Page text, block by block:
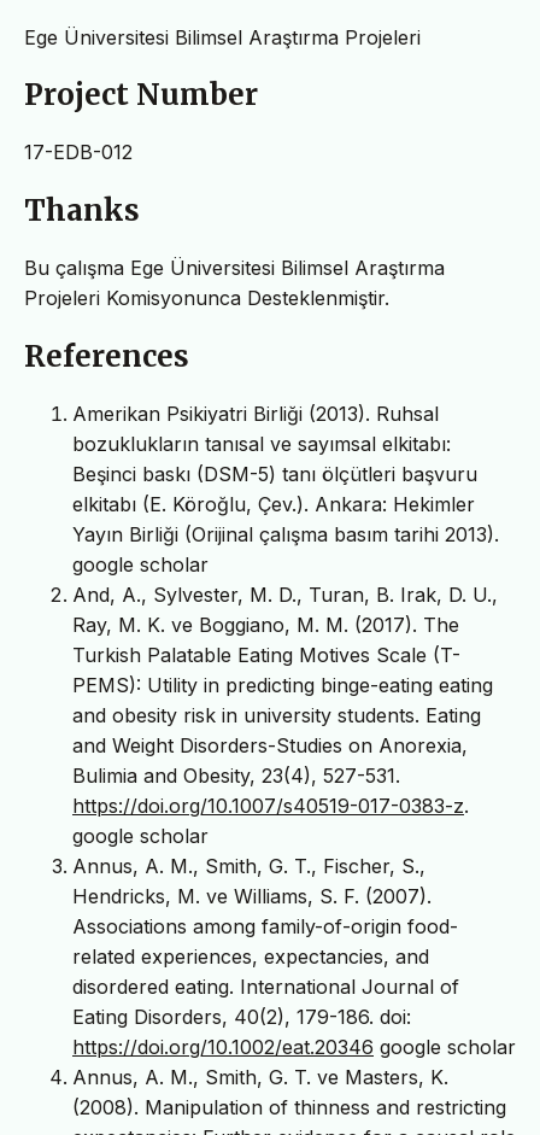
Ege Üniversitesi Bilimsel Araştırma Projeleri
Project Number
17-EDB-012
Thanks
Bu çalışma Ege Üniversitesi Bilimsel Araştırma
Projeleri Komisyonunca Desteklenmiştir.
References
Amerikan Psikiyatri Birliği (2013). Ruhsal
bozuklukların tanısal ve sayımsal elkitabı:
Beşinci baskı (DSM-5) tanı ölçütleri başvuru
elkitabı (E. Köroğlu, Çev.). Ankara: Hekimler
Yayın Birliği (Orijinal çalışma basım tarihi 2013).
google scholar
And, A., Sylvester, M. D., Turan, B. Irak, D. U.,
Ray, M. K. ve Boggiano, M. M. (2017). The
Turkish Palatable Eating Motives Scale (T-
PEMS): Utility in predicting binge-eating eating
and obesity risk in university students. Eating
and Weight Disorders-Studies on Anorexia,
Bulimia and Obesity, 23(4), 527-531.
https://doi.org/10.1007/s40519-017-0383-z.
google scholar
Annus, A. M., Smith, G. T., Fischer, S.,
Hendricks, M. ve Williams, S. F. (2007).
Associations among family-of-origin food-
related experiences, expectancies, and
disordered eating. International Journal of
Eating Disorders, 40(2), 179-186. doi:
https://doi.org/10.1002/eat.20346 google scholar
Annus, A. M., Smith, G. T. ve Masters, K.
(2008). Manipulation of thinness and restricting